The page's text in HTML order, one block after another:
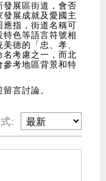
發展區街道，會否
展成就及愛國主
應指，街道名稱可
色等語言符號相
德的「忠、孝、
名考慮之一，而北
參考地區背景和特
言討論。
: